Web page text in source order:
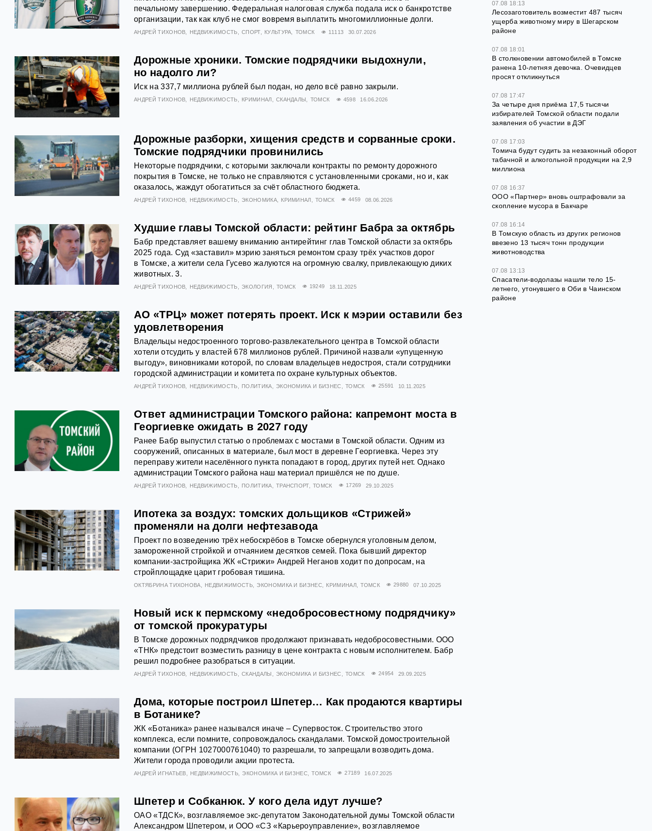
печальному завершению. Федеральная налоговая служба подала иск о банкротстве
организации, так как клуб не смог вовремя выплатить многомиллионные долги.
АНДРЕЙ ТИХОНОВ НЕДВИЖИМОСТЬ СПОРТ КУЛЬТУРА ТОМСК 11113 30.07.2026
Дорожные хроники. Томские подрядчики выдохнули,
но надолго ли?
Иск на 337,7 миллиона рублей был подан, но дело всё равно закрыли.
АНДРЕЙ ТИХОНОВ НЕДВИЖИМОСТЬ КРИМИНАЛ СКАНДАЛЫ ТОМСК 4598 16.06.2026
Дорожные разборки, хищения средств и сорванные сроки.
Томские подрядчики провинились
Некоторые подрядчики, с которыми заключали контракты по ремонту дорожного
покрытия в Томске, не только не справляются с установленными сроками, но и, как
оказалось, жаждут обогатиться за счёт областного бюджета.
АНДРЕЙ ТИХОНОВ НЕДВИЖИМОСТЬ ЭКОНОМИКА КРИМИНАЛ ТОМСК 4459 08.06.2026
Худшие главы Томской области: рейтинг Бабра за октябрь
Бабр представляет вашему вниманию антирейтинг глав Томской области за октябрь
2025 года. Суд «заставил» мэрию заняться ремонтом сразу трёх участков дорог
в Томске, а жители села Гусево жалуются на огромную свалку, привлекающую диких
животных. 3.
АНДРЕЙ ТИХОНОВ НЕДВИЖИМОСТЬ ЭКОЛОГИЯ ТОМСК 19249 18.11.2025
АО «ТРЦ» может потерять проект. Иск к мэрии оставили без
удовлетворения
Владельцы недостроенного торгово-развлекательного центра в Томской области
хотели отсудить у властей 678 миллионов рублей. Причиной назвали «упущенную
выгоду», виновниками которой, по словам владельцев недостроя, стали сотрудники
городской администрации и комитета по охране культурных объектов.
АНДРЕЙ ТИХОНОВ НЕДВИЖИМОСТЬ ПОЛИТИКА ЭКОНОМИКА И БИЗНЕС ТОМСК 25591 10.11.2025
Ответ администрации Томского района: капремонт моста в
Георгиевке ожидать в 2027 году
Ранее Бабр выпустил статью о проблемах с мостами в Томской области. Одним из
сооружений, описанных в материале, был мост в деревне Георгиевка. Через эту
переправу жители населённого пункта попадают в город, других путей нет. Однако
администрации Томского района наш материал пришёлся не по душе.
АНДРЕЙ ТИХОНОВ НЕДВИЖИМОСТЬ ПОЛИТИКА ТРАНСПОРТ ТОМСК 17269 29.10.2025
Ипотека за воздух: томских дольщиков «Стрижей»
променяли на долги нефтезавода
Проект по возведению трёх небоскрёбов в Томске обернулся уголовным делом,
замороженной стройкой и отчаянием десятков семей. Пока бывший директор
компании-застройщика ЖК «Стрижи» Андрей Неганов ходит по допросам, на
стройплощадке царит гробовая тишина.
ОКТЯБРИНА ТИХОНОВА НЕДВИЖИМОСТЬ ЭКОНОМИКА И БИЗНЕС КРИМИНАЛ ТОМСК 29880 07.10.2025
Новый иск к пермскому «недобросовестному подрядчику»
от томской прокуратуры
В Томске дорожных подрядчиков продолжают признавать недобросовестными. ООО
«ТНК» предстоит возместить разницу в цене контракта с новым исполнителем. Бабр
решил подробнее разобраться в ситуации.
АНДРЕЙ ТИХОНОВ НЕДВИЖИМОСТЬ СКАНДАЛЫ ЭКОНОМИКА И БИЗНЕС ТОМСК 24954 29.09.2025
Дома, которые построил Шпетер… Как продаются квартиры
в Ботанике?
ЖК «Ботаника» ранее назывался иначе – Супервосток. Строительство этого
комплекса, если помните, сопровождалось скандалами. Томской домостроительной
компании (ОГРН 1027000761040) то разрешали, то запрещали возводить дома.
Жители города проводили акции протеста.
АНДРЕЙ ИГНАТЬЕВ НЕДВИЖИМОСТЬ ЭКОНОМИКА И БИЗНЕС ТОМСК 27189 16.07.2025
Шпетер и Собканюк. У кого дела идут лучше?
ОАО «ТДСК», возглавляемое экс-депутатом Законодательной думы Томской области
Александром Шпетером, и ООО «СЗ «Карьероуправление», возглавляемое
07.08 18:13
Лесозаготовитель возместит 487 тысяч
ущерба животному миру в Шегарском
районе
07.08 18:01
В столкновении автомобилей в Томске
ранена 10-летняя девочка. Очевидцев
просят откликнуться
07.08 17:47
За четыре дня приёма 17,5 тысячи
избирателей Томской области подали
заявления об участии в ДЭГ
07.08 17:03
Томича будут судить за незаконный оборот
табачной и алкогольной продукции на 2,9
миллиона
07.08 16:37
ООО «Партнер» вновь оштрафовали за
скопление мусора в Бакчаре
07.08 16:14
В Томскую область из других регионов
ввезено 13 тысяч тонн продукции
животноводства
07.08 13:13
Спасатели-водолазы нашли тело 15-
летнего, утонувшего в Оби в Чаинском
районе